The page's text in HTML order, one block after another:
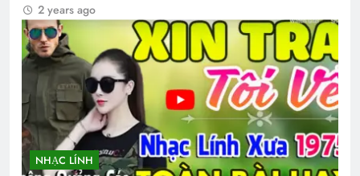
Phân Ưu CSVSQ Nguyễn Vĩnh Nghi K5
2 Years Ago
CSVSQ Nguyễn Thành Chức K22
2 Years Ago
2 years ago
NHẠC LÍNH